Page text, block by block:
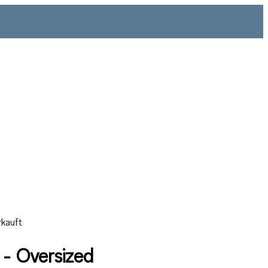
Oversized